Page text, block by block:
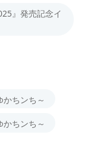
』発売記念イ
ちンち～
ちンち～